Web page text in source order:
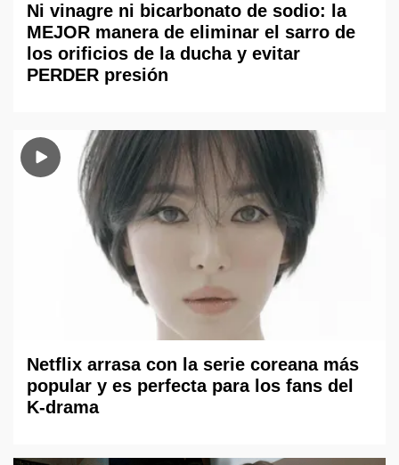
Ni vinagre ni bicarbonato de sodio: la
MEJOR manera de eliminar el sarro de
los orificios de la ducha y evitar
PERDER presión
Netflix arrasa con la serie coreana más
popular y es perfecta para los fans del
K-drama